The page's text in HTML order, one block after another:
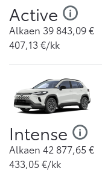
Active
Alkaen 39 843,09€
407,13€/kk
Intense
Alkaen 42 877,65 €
433,05 €/kk